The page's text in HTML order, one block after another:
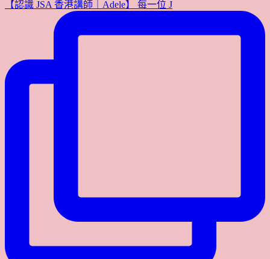
【認識 JSA 香港講師｜Adele】 每一位 J